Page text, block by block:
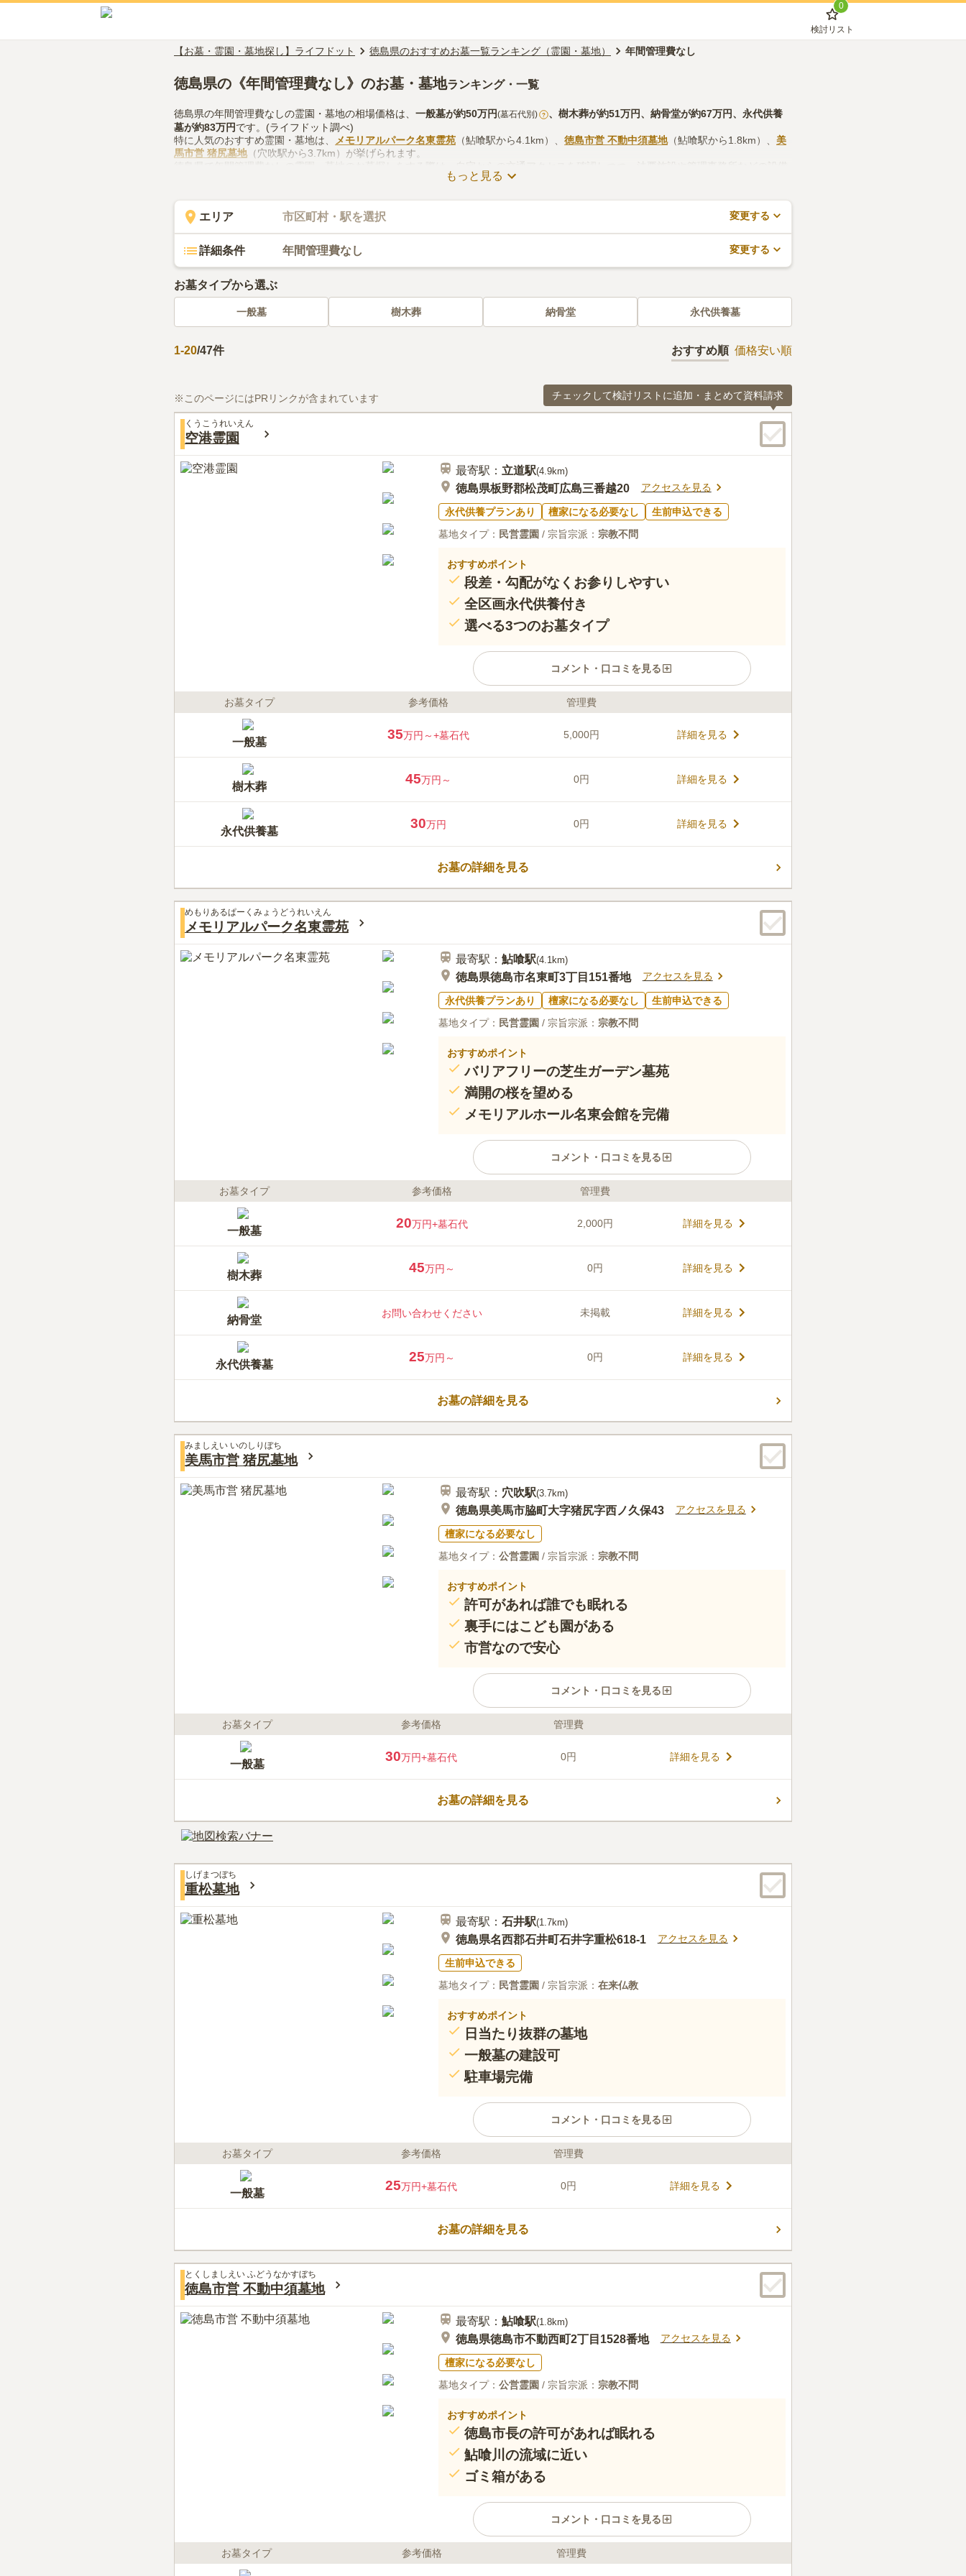
0
検討リスト
【お墓・霊園・墓地探し】ライフドット 徳島県のおすすめお墓一覧ランキング（霊園・墓地） 年間管理費なし
徳島県の《年間管理費なし》のお墓・墓地ランキング・一覧
徳島県の年間管理費なしの霊園・墓地の相場価格は、 一般墓が約50万円(墓石代別) ? 、 樹木葬が約51万円、 納骨堂が約67万円、 永代供養
墓が約83万円です。(ライフドット調べ)
特に人気のおすすめ霊園・墓地は、
メモリアルパーク名東霊苑 （鮎喰駅から4.1km）、 徳島市営 不動中須墓地（鮎喰駅から1.8km）、 美
馬市営 猪尻墓地 （穴吹駅から3.7km）が挙げられます。
や管理体制、近隣での供花やお線香の入手方法などを考慮して選ぶとよいでしょう。資料請求や見学予約が無料でできますので、活用し
もっと見る
エリア 市区町村・駅を選択 変更する
詳細条件 年間管理費なし 変更する
お墓タイプから選ぶ
一般墓 樹木葬 納骨堂 永代供養墓
1-20/47件 おすすめ順 価格安い順
※このページにはPRリンクが含まれています チェックして検討リストに追加・まとめて資料請求
くうこうれいえん
空港霊園
最寄駅： 立道駅(4.9km)
徳島県板野郡松茂町広島三番越20 アクセスを見る
永代供養プランあり 檀家になる必要なし
生前申込できる
墓地タイプ： 民営霊園 / 宗旨宗派： 宗教不問
おすすめポイント
段差・勾配がなくお参りしやすい
全区画永代供養付き
選べる3つのお墓タイプ
コメント・口コミを見る
ライフドット編集部のコメント
る霊園です。駐車場も完備されています。園内は日当たりがと
ても良く、青空の中を飛行機が飛んでいるのが見えます。樹木
節ごとに変わる樹木の表情で自然を感じることができます。周
辺には和菓子屋やコンビニがあり、お参りに必要なものも購入
口コミ評価
この霊園はまだ誰からも評価されていません。
お墓タイプ 参考価格 管理費
一般墓
35万円～+墓石代 5,000円 詳細を見る
樹木葬
45万円～ 0円 詳細を見る
永代供養墓
30万円 0円 詳細を見る
お墓の詳細を見る
めもりあるぱーくみょうどうれいえん
メモリアルパーク名東霊苑
最寄駅： 鮎喰駅(4.1km)
徳島県徳島市名東町3丁目151番地 アクセスを見る
永代供養プランあり 檀家になる必要なし
生前申込できる
墓地タイプ： 民営霊園 / 宗旨宗派： 宗教不問
おすすめポイント
バリアフリーの芝生ガーデン墓苑
満開の桜を望める
メモリアルホール名東会館を完備
コメント・口コミを見る
ライフドット編集部のコメント
榮寺が管理・運営しており、宗旨・宗派を問われません。 苑内
の随所に四季折々の草花や芝生が植えられており、気持ちの良
内の管理をしており、24時間監視カメラを設置しています。 売
店では花や線香だけではなくシキミを販売しているのでお参り
の荷物が少なくて済みます。 駐車場は200台駐車できるので、
口コミ評価
みんなの評価
3.1 口コミ
口コミの続きを読む
お墓タイプ 参考価格 管理費
一般墓
20万円+墓石代 2,000円 詳細を見る
樹木葬
45万円～ 0円 詳細を見る
納骨堂
お問い合わせください 未掲載 詳細を見る
永代供養墓
25万円～ 0円 詳細を見る
お墓の詳細を見る
みましえい いのしりぼち
美馬市営 猪尻墓地
最寄駅： 穴吹駅(3.7km)
徳島県美馬市脇町大字猪尻字西ノ久保43 アクセスを見る
檀家になる必要なし
墓地タイプ： 公営霊園 / 宗旨宗派： 宗教不問
おすすめポイント
許可があれば誰でも眠れる
裏手にはこども園がある
市営なので安心
コメント・口コミを見る
ライフドット編集部のコメント
す。 墓域内は全てコンクリート舗装されており、草むしりの必
要がありません。 お墓掃除の手間を軽減することができます。
天候が悪い日でもお参りできるのも嬉しいポイントです。 徳島
自動車道「脇町インター」から車で約10分の場所にあり、駐車
場を完備しているので車でのお参りが便利です。
30代男性
自分は、特に作法などは知らない。法事などの時は予約してか
お墓タイプ 参考価格 管理費
一般墓
30万円+墓石代 0円 詳細を見る
お墓の詳細を見る
しげまつぼち
重松墓地
最寄駅： 石井駅(1.7km)
徳島県名西郡石井町石井字重松618-1 アクセスを見る
生前申込できる
墓地タイプ： 民営霊園 / 宗旨宗派： 在来仏教
おすすめポイント
日当たり抜群の墓地
一般墓の建設可
駐車場完備
コメント・口コミを見る
ライフドット編集部のコメント
を田畑に囲まれ、そばには飯尾川が流れています。のんびりと
した時間の中で、ゆっくりとお参りができる環境です。参道は
バリアフリーに対応しているため、高齢の方や車イスの方でも
安心して通ることができます。墓石の形は和型・洋型とどちら
にも対応しています。
お墓タイプ 参考価格 管理費
一般墓
25万円+墓石代 0円 詳細を見る
お墓の詳細を見る
とくしましえい ふどうなかすぼち
徳島市営 不動中須墓地
最寄駅： 鮎喰駅(1.8km)
徳島県徳島市不動西町2丁目1528番地 アクセスを見る
檀家になる必要なし
墓地タイプ： 公営霊園 / 宗旨宗派： 宗教不問
おすすめポイント
徳島市長の許可があれば眠れる
鮎喰川の流域に近い
ゴミ箱がある
コメント・口コミを見る
ライフドット編集部のコメント
お墓タイプ 参考価格 管理費